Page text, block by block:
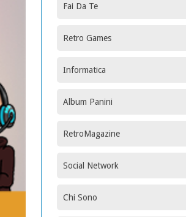
Fai Da Te
Retro Games
Informatica
Album Panini
RetroMagazine
Social Network
Chi Sono